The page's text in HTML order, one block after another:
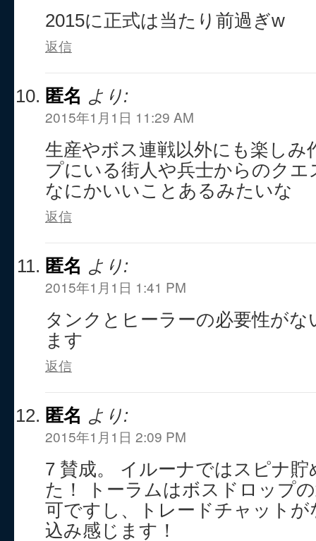
2015に正式は当たり前過ぎw
返信
匿名 より:
2015年1月1日 11:29 AM
生産やボス連戦以外にも楽しみ
プにいる街人や兵士からのク
なにかいいことあるみたいな
返信
匿名 より:
2015年1月1日 1:41 PM
タンクとヒーラーの必要性が
ます
返信
匿名 より:
2015年1月1日 2:09 PM
7 賛成。 イルーナではスピナ
た！ トーラムはボスドロップ
可ですし、トレードチャット
込み感じます！